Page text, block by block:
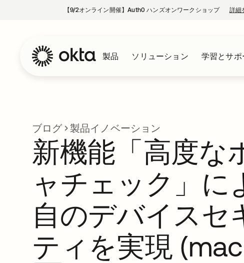
【9/2オンライン開催】Auth0 ハンズオンワークショップ 詳細
製品 ソリューション 学習とサポ
ブログ 製品イノベーション
新機能「高度な
ャチェック」に
自のデバイスセ
ティを実現